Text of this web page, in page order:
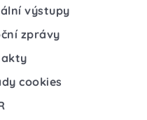
výstupy
zprávy
cookies